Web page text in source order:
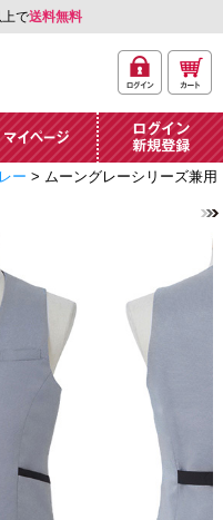
で送料無料
イン
ト
ページ
ログイン・新規
ー > ムーングレーシリーズ兼用